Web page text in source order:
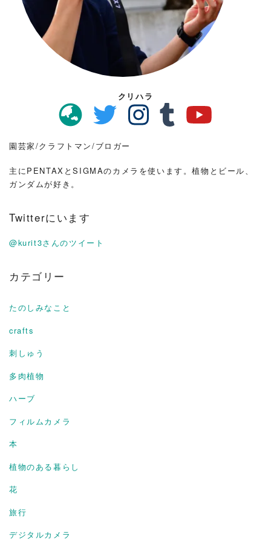
クリハラ
園芸家/クラフトマン/ブロガー
主にPENTAXとSIGMAのカメラを使います。植物とビール、
ガンダムが好き。
Twitterにいます
@kurit3さんのツイート
カテゴリー
たのしみなこと
crafts
刺しゅう
多肉植物
ハーブ
フィルムカメラ
本
植物のある暮らし
花
旅行
デジタルカメラ